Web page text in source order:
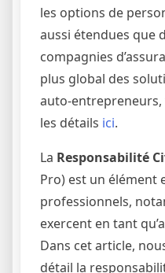
les options de
aussi étendues que
compagnies
plus global des
auto-
les détails ici.
La Responsabilité
Pro) est un élément
professionnels,
exercent en tant
Dans cet article,
détail la